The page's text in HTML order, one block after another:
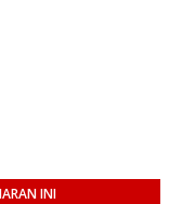
INI